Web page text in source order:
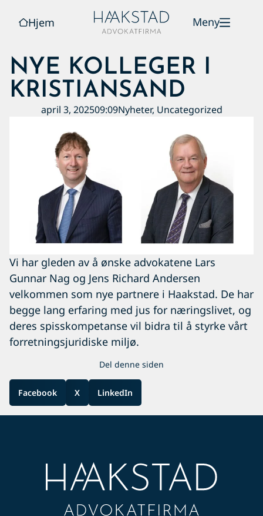
Hjem Meny
NYE KOLLEGER I
KRISTIANSAND
april 3, 202509:09Nyheter, Uncategorized
Vi har gleden av å ønske advokatene Lars
Gunnar Nag og Jens Richard Andersen
velkommen som nye partnere i Haakstad. De har
begge lang erfaring med jus for næringslivet, og
deres spisskompetanse vil bidra til å styrke vårt
forretningsjuridiske miljø.
Del denne siden
Facebook X LinkedIn